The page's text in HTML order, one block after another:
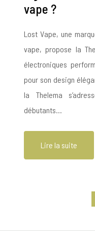
vape ?
Lost Vape, une
vape, propose la
électroniques
pour son design
la Thelema
débutants…
Lire la suite